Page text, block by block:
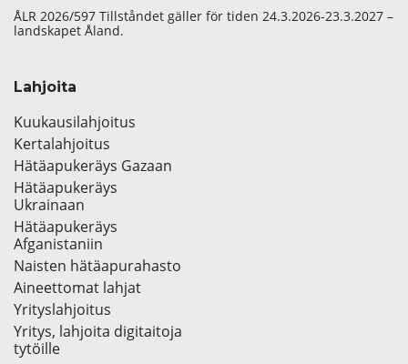
ÅLR 2026/597 Tillståndet gäller för tiden 24.3.2026-23.3.2027 –
landskapet Åland.
Lahjoita
Kuukausilahjoitus
Kertalahjoitus
Hätäapukeräys Gazaan
Hätäapukeräys
Ukrainaan
Hätäapukeräys
Afganistaniin
Naisten hätäapurahasto
Aineettomat lahjat
Yrityslahjoitus
Yritys, lahjoita digitaitoja
tytöille